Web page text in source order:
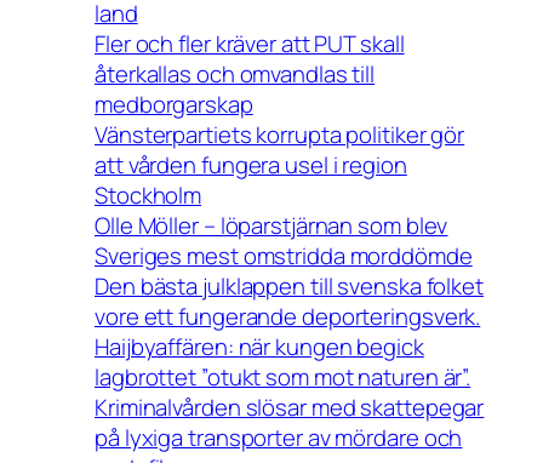
land
Fler och fler kräver att PUT skall
återkallas och omvandlas till
medborgarskap
Vänsterpartiets korrupta politiker gör
att vården fungera usel i region
Stockholm
Olle Möller – löparstjärnan som blev
Sveriges mest omstridda morddömde
Den bästa julklappen till svenska folket
vore ett fungerande deporteringsverk.
Haijbyaffären: när kungen begick
lagbrottet ”otukt som mot naturen är”.
Kriminalvården slösar med skattepegar
på lyxiga transporter av mördare och